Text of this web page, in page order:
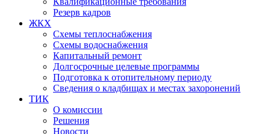
Резерв кадров
ЖКХ
Схемы теплоснабжения
Схемы водоснабжения
Капитальный ремонт
Долгосрочные целевые программы
Подготовка к отопительному периоду
Сведения о кладбищах и местах захоронений
ТИК
О комиссии
Решения
Новости